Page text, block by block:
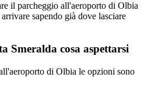
il parcheggio all'aeroporto di Olbia
sapendo già dove lasciare
Smeralda cosa aspettarsi
di Olbia le opzioni sono